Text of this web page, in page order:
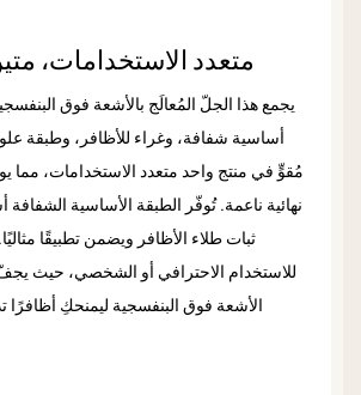
متعدد الاستخدامات،
أساسية شفافة، وغراء للأظافر، وطبقة
مُقوٍّ في منتج واحد متعدد الاستخدامات، مما
نهائية ناعمة. تُوفّر الطبقة الأساسية الشفافة
ثبات طلاء الأظافر ويضمن تطبيقًا
للاستخدام الاحترافي أو الشخصي، حيث
الأشعة فوق البنفسجية ليمنحكِ أظافرًا